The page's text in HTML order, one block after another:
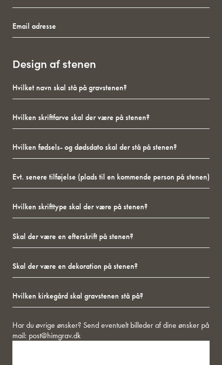
adresse
Design af stenen
navn
skal
stå
på
skriftfarve
skal
der
være
stenen?
fødsels-
og
dødsdato
skal
stå
senere
tilføjelse
(plads
til
kommende
stenen)
skrifttype
skal
der
være
stenen?
der
være
en
efterskrift
stenen?
der
være
en
dekoration
stenen?
kirkegård
skal
gravstenen
stå
på?
Besked
Har du øvrige ønsker? Send eventuelt billeder af dine ønsker på
mail: post@himgrav.dk